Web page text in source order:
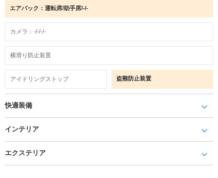
エアバック：運転席/助手席/-/-
カメラ：-/-/-/-
横滑り防止装置
アイドリングストップ 盗難防止装置
快適装備
インテリア
エクステリア